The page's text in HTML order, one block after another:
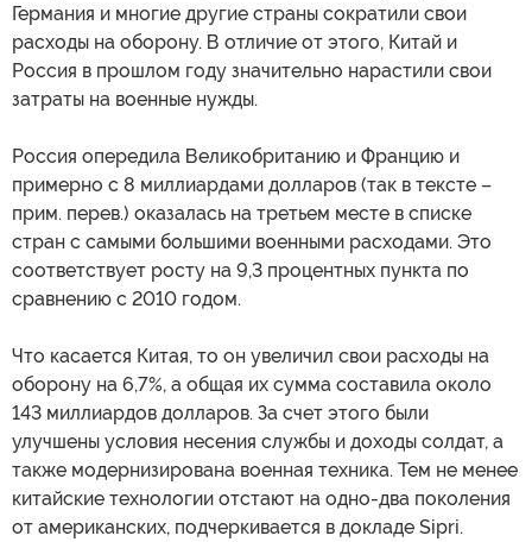
Германия и многие другие страны сократили свои
расходы на оборону. В отличие от этого, Китай и
Россия в прошлом году значительно нарастили свои
затраты на военные нужды.
Россия опередила Великобританию и Францию и
примерно с 8 миллиардами долларов (так в тексте –
прим. перев.) оказалась на третьем месте в списке
стран с самыми большими военными расходами. Это
соответствует росту на 9,3 процентных пункта по
сравнению с 2010 годом.
Что касается Китая, то он увеличил свои расходы на
оборону на 6,7%, а общая их сумма составила около
143 миллиардов долларов. За счет этого были
улучшены условия несения службы и доходы солдат, а
также модернизирована военная техника. Тем не менее
китайские технологии отстают на одно-два поколения
от американских, подчеркивается в докладе Sipri.